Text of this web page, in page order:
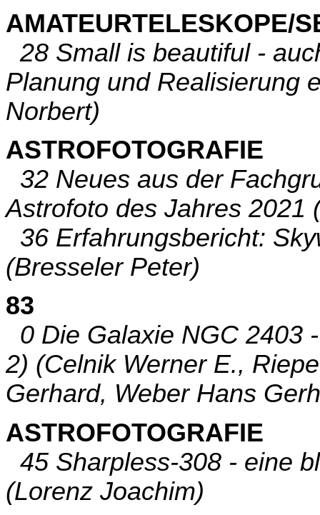
AMATEURTELESKOPE/
28 Small is beautiful -
Planung und Realisierung
Norbert)
ASTROFOTOGRAFIE
32 Neues aus der
Astrofoto des Jahres 2021
36 Erfahrungsbericht:
(Bresseler Peter)
83
0 Die Galaxie NGC 2403
2) (Celnik Werner E.,
Gerhard, Weber Hans
ASTROFOTOGRAFIE
45 Sharpless-308 - eine
(Lorenz Joachim)